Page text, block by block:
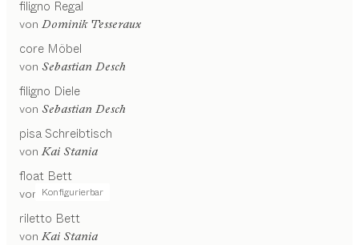
filigno Regal
von Dominik Tesseraux
core Möbel
von Sebastian Desch
filigno Diele
von Sebastian Desch
pisaSchreibtisch
von Kai Stania
Konfigurierbar
float Bett
von Kai Stania
riletto Bett
von Kai Stania